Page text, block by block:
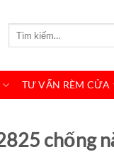
Tìm
kiếm:
TƯ VẤN RÈM CỬA
chống